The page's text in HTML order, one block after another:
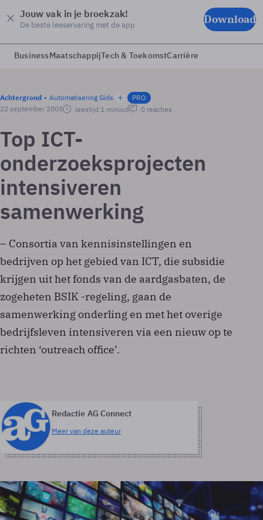
Jouw vak in je broekzak!
De beste leeservaring met de app Download
BusinessMaatschappijTech & ToekomstCarrière
Achtergrond Automatisering Gids
PRO
22 september 2005
leestijd 1 minuut 0 reacties
Top ICT-
onderzoeksprojecten
intensiveren
samenwerking
– Consortia van kennisinstellingen en
bedrijven op het gebied van ICT, die subsidie
krijgen uit het fonds van de aardgasbaten, de
zogeheten BSIK -regeling, gaan de
samenwerking onderling en met het overige
bedrijfsleven intensiveren via een nieuw op te
richten ‘outreach office’.
Redactie AG Connect
Meer van deze auteur